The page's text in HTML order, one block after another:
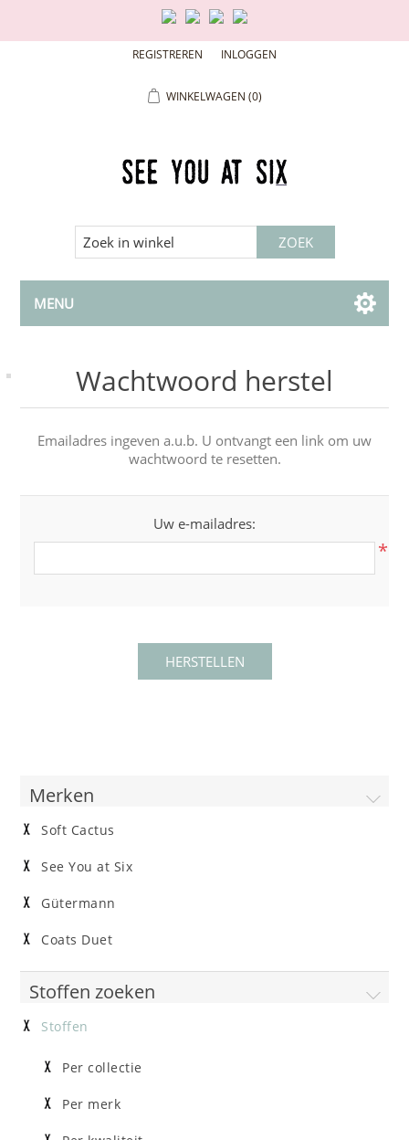
REGISTREREN INLOGGEN
WINKELWAGEN (0)
MENU
Wachtwoord herstel
Emailadres ingeven a.u.b. U ontvangt een link om uw
wachtwoord te resetten.
Uw e-mailadres:
*
Merken
Soft Cactus
See You at Six
Gütermann
Coats Duet
Stoffen zoeken
Stoffen
Per collectie
Per merk